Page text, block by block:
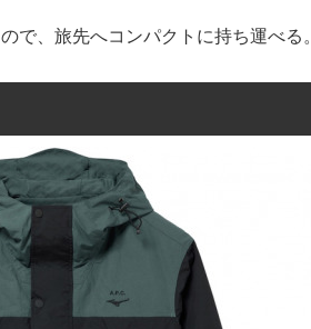
で、旅先へコンパクトに持ち運べる。